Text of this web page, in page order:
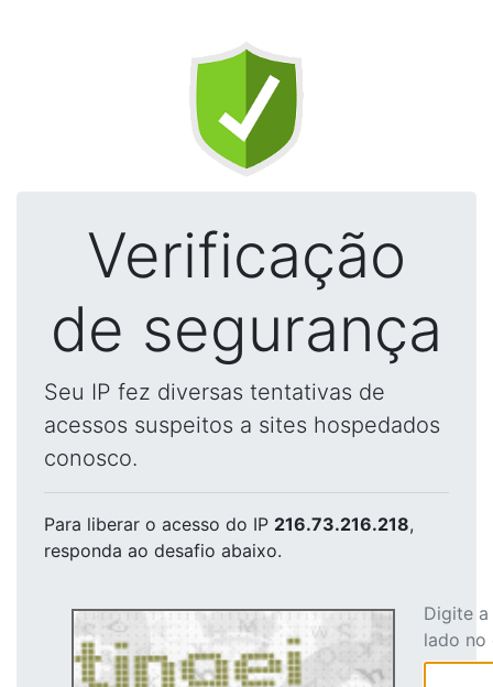
Verificação
de segurança
Seu IP fez diversas tentativas de
acessos suspeitos a sites hospedados
conosco.
Para liberar o acesso do IP 216.73.216.218,
responda ao desafio abaixo.
Digite
lado no